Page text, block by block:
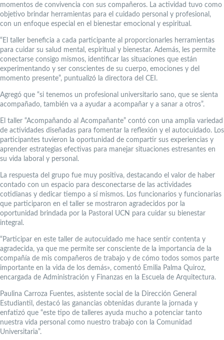
momentos de convivencia con sus compañeros. La actividad tuvo como
objetivo brindar herramientas para el cuidado personal y profesional,
con un enfoque especial en el bienestar emocional y espiritual.
“El taller beneficia a cada participante al proporcionarles herramientas
para cuidar su salud mental, espiritual y bienestar. Además, les permite
conectarse consigo mismos, identificar las situaciones que están
experimentando y ser conscientes de su cuerpo, emociones y del
momento presente”, puntualizó la directora del CEI.
Agregó que “si tenemos un profesional universitario sano, que se sienta
acompañado, también va a ayudar a acompañar y a sanar a otros”.
El taller “Acompañando al Acompañante” contó con una amplia variedad
de actividades diseñadas para fomentar la reflexión y el autocuidado. Los
participantes tuvieron la oportunidad de compartir sus experiencias y
aprender estrategias efectivas para manejar situaciones estresantes en
su vida laboral y personal.
La respuesta del grupo fue muy positiva, destacando el valor de haber
contado con un espacio para desconectarse de las actividades
cotidianas y dedicar tiempo a sí mismos. Los funcionarios y funcionarias
que participaron en el taller se mostraron agradecidos por la
oportunidad brindada por la Pastoral UCN para cuidar su bienestar
integral.
“Participar en este taller de autocuidado me hace sentir contenta y
agradecida, ya que me permite ser consciente de la importancia de la
compañía de mis compañeros de trabajo y de cómo todos somos parte
importante en la vida de los demás», comentó Emilia Palma Quiroz,
encargada de Administración y Finanzas en la Escuela de Arquitectura.
Paulina Carroza Fuentes, asistente social de la Dirección General
Estudiantil, destacó las ganancias obtenidas durante la jornada y
enfatizó que “este tipo de talleres ayuda mucho a potenciar tanto
nuestra vida personal como nuestro trabajo con la Comunidad
Universitaria”.